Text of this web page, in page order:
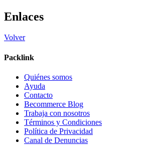
Enlaces
Volver
Packlink
Quiénes somos
Ayuda
Contacto
Becommerce Blog
Trabaja con nosotros
Términos y Condiciones
Política de Privacidad
Canal de Denuncias